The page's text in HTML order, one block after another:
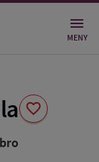
MENY
favorite